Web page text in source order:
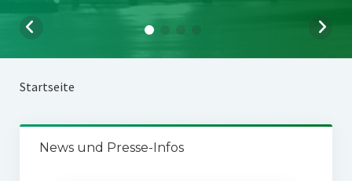
Startseite
News und Presse-Infos